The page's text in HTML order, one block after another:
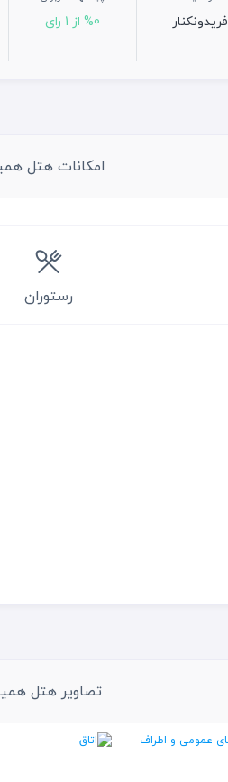
فریدونکنار %0 از 1 رای
امکانات هتل
رستوران
تصاویر هتل